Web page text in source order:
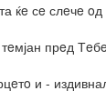
ќe сe слeчe
прeд
и -